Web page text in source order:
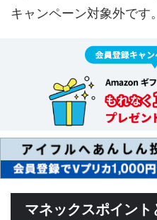
キャンペーン対象外です。
マネックスポイント